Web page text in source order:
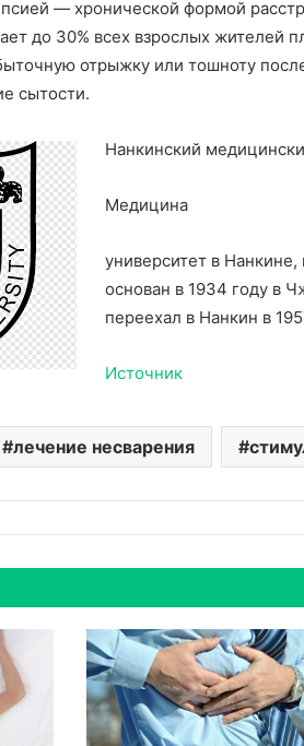
— хронической формой
до 30% всех взрослых жителей
отрыжку или тошноту
сытости.
Нанкинский
Медицина
университет в
основан в 1934 году в
переехал в Нанкин в
Источник
лечение несварения